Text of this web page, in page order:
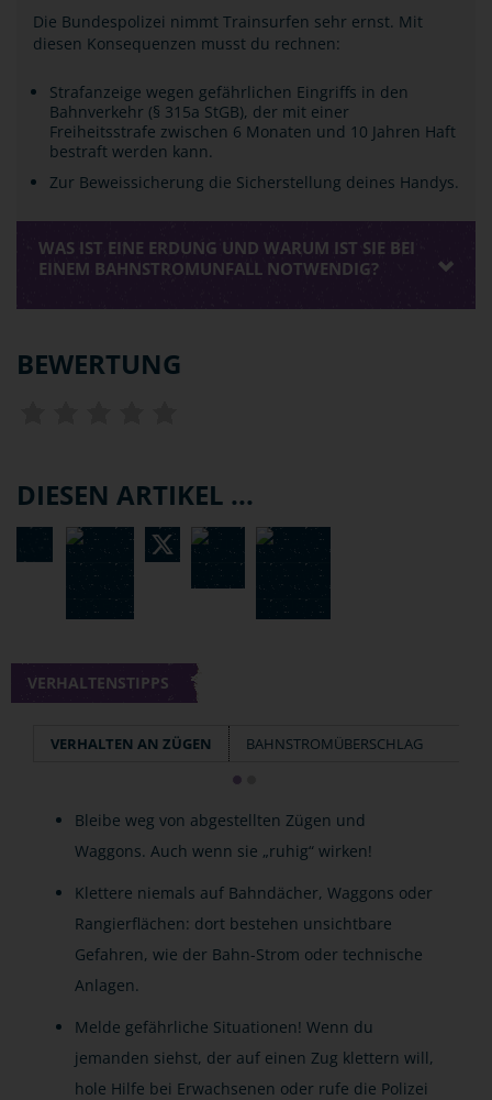
Die Bundespolizei nimmt Trainsurfen sehr ernst. Mit
diesen Konsequenzen musst du rechnen:
Strafanzeige wegen gefährlichen Eingriffs in den
Bahnverkehr (§ 315a StGB), der mit einer
Freiheitsstrafe zwischen 6 Monaten und 10 Jahren Haft
bestraft werden kann.
Zur Beweissicherung die Sicherstellung deines Handys.
WAS IST EINE ERDUNG UND WARUM IST SIE BEI
EINEM BAHNSTROMUNFALL NOTWENDIG?
BEWERTUNG
DIESEN ARTIKEL ...
VERHALTENSTIPPS
VERHALTEN AN ZÜGEN BAHNSTROMÜBERSCHLAG
Bleibe weg von abgestellten Zügen und
Waggons. Auch wenn sie „ruhig“ wirken!
Klettere niemals auf Bahndächer, Waggons oder
Rangierflächen: dort bestehen unsichtbare
Gefahren, wie der Bahn-Strom oder technische
Anlagen.
Melde gefährliche Situationen! Wenn du
jemanden siehst, der auf einen Zug klettern will,
hole Hilfe bei Erwachsenen oder rufe die Polizei